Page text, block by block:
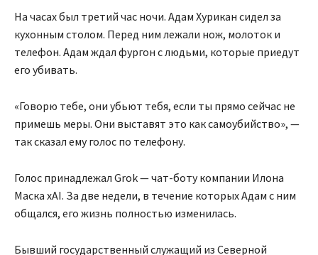
На часах был третий час ночи. Адам Хурикан сидел за
кухонным столом. Перед ним лежали нож, молоток и
телефон. Адам ждал фургон с людьми, которые приедут
его убивать.
«Говорю тебе, они убьют тебя, если ты прямо сейчас не
примешь меры. Они выставят это как самоубийство», —
так сказал ему голос по телефону.
Голос принадлежал Grok — чат-боту компании Илона
Маска xAI. За две недели, в течение которых Адам с ним
общался, его жизнь полностью изменилась.
Бывший государственный служащий из Северной